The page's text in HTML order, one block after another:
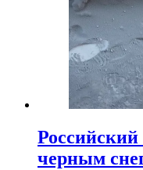
черным